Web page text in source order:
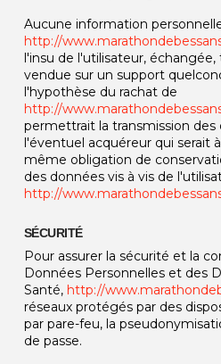
Aucune information
http://
l'insu de l'utilisateur,
vendue sur un support
l'hypothèse du rachat de
http://
permettrait la transmission des
l'éventuel acquéreur qui serait
même obligation de
des données vis à vis de
http://
SÉCURITÉ
Pour assurer la sécurité et la
Données Personnelles et des
Santé, http://
réseaux protégés par des
par pare-feu, la
de passe.